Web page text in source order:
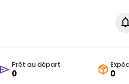
Prêt au départ
0 0